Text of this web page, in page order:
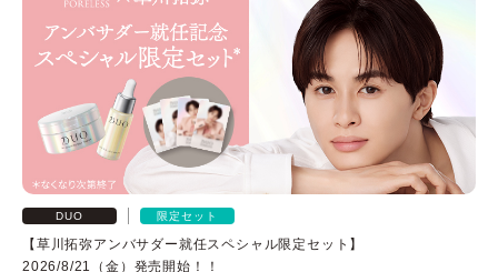
キャンペーン・特集
よくある質問
スペシャルコンテンツ
DUO 限定セット
【草川拓弥アンバサダー就任スペシャル限定セット】
2026/8/21（金）発売開始！！